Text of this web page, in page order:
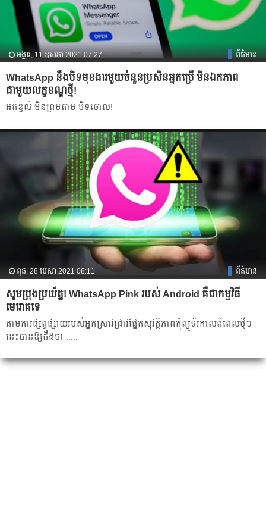
អង្គារ, 11 ឧសភា 2021 07:27 ព័ត៌មាន
WhatsApp នឹងបិទមុខងារមួយចំនួនប្រសិនអ្នកប្រើ មិនឯកភាព
ជាមួយលក្ខខណ្ឌថ្មី!
អត់ខ្វល់ មិនព្រមតាម បិទចោល!
ពុធ, 28 មេសា 2021 08:11 ព័ត៌មាន
សូមប្រុងប្រយ័ត្ន! WhatsApp Pink របស់ Android គឺជាកម្មវិធី
មេរោគទេ
តាមការផ្សព្វផ្សាយរបស់អ្នកស្រាវជ្រាវផ្នែកសុវត្ថិភាពកុំព្យូទ័រកាលពីពេលថ្មីៗ
នេះបានឱ្យដឹងថា .....